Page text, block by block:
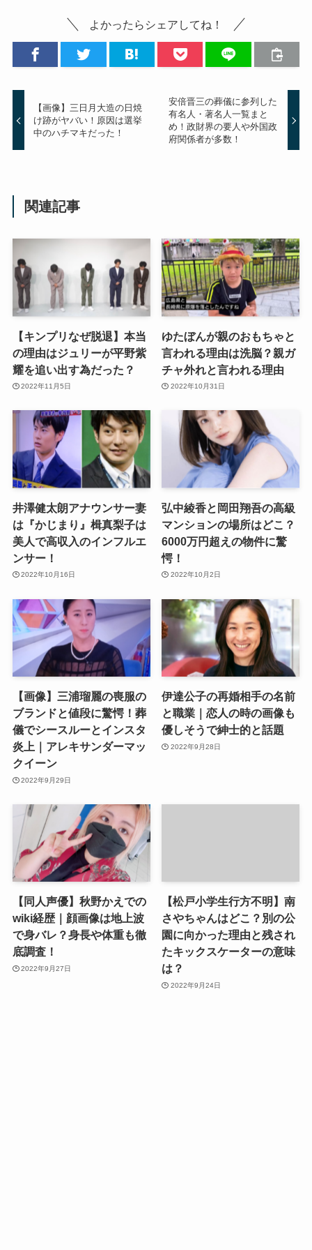
よかったらシェアしてね！
【画像】三日月大造の日焼
け跡がヤバい！原因は選挙
中のハチマキだった！
安倍晋三の葬儀に参列した
有名人・著名人一覧まと
め！政財界の要人や外国政
府関係者が多数！
関連記事
【キンプリなぜ脱退】本当
の理由はジュリーが平野紫
耀を追い出す為だった？
2022年11月5日
ゆたぼんが親のおもちゃと
言われる理由は洗脳？親ガ
チャ外れと言われる理由
2022年10月31日
井澤健太朗アナウンサー妻
は『かじまり』楫真梨子は
美人で高収入のインフルエ
ンサー！
2022年10月16日
弘中綾香と岡田翔吾の高級
マンションの場所はどこ？
6000万円超えの物件に驚
愕！
2022年10月2日
【画像】三浦瑠麗の喪服の
ブランドと値段に驚愕！葬
儀でシースルーとインスタ
炎上｜アレキサンダーマッ
クイーン
2022年9月29日
伊達公子の再婚相手の名前
と職業｜恋人の時の画像も
優しそうで紳士的と話題
2022年9月28日
【同人声優】秋野かえでの
wiki経歴｜顔画像は地上波
で身バレ？身長や体重も徹
底調査！
2022年9月27日
【松戸小学生行方不明】南
さやちゃんはどこ？別の公
園に向かった理由と残され
たキックスケーターの意味
は？
2022年9月24日